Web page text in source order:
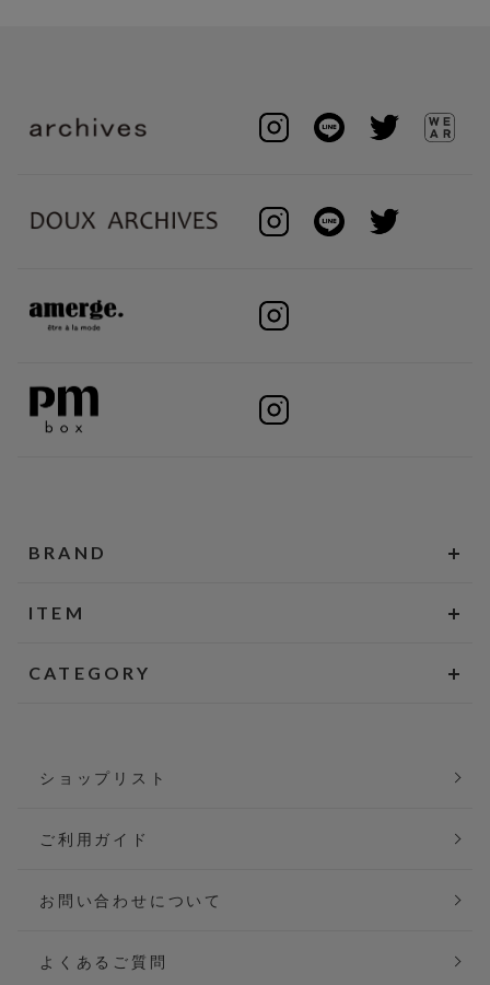
BRAND
ITEM
CATEGORY
ショップリスト
ご利用ガイド
お問い合わせについて
よくあるご質問